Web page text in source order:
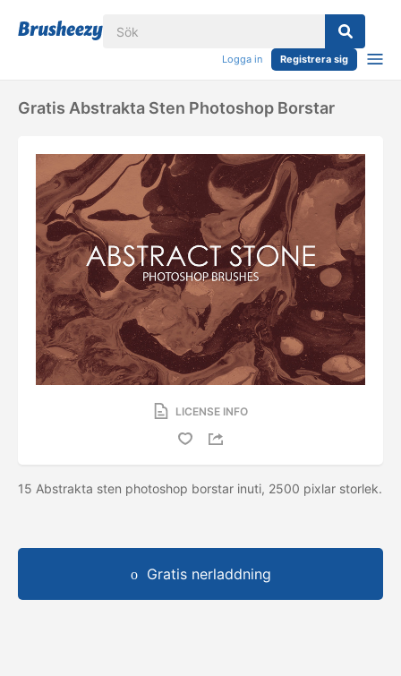
Logga in Registrera sig
Gratis Abstrakta Sten Photoshop Borstar
LICENSE INFO
15 Abstrakta sten photoshop borstar inuti, 2500 pixlar storlek.
Gratis nerladdning